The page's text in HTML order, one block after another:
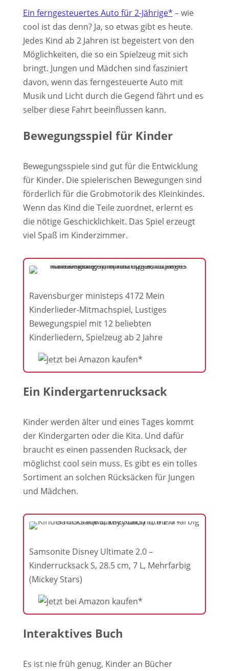
Ein ferngesteuertes Auto für 2-Jährige* – wie
cool ist das denn? Ja, so etwas gibt es heute.
Jedes Kind ab 2 Jahren ist begeistert von den
Möglichkeiten, die so ein Spielzeug mit sich
bringt. Jungen und Mädchen sind fasziniert
davon, wenn das ferngesteuerte Auto mit
Musik und Licht durch die Gegend fährt und es
selber diese Fahrt beeinflussen kann.
Bewegungsspiel für Kinder
Bewegungsspiele sind gut für die Entwicklung
für Kinder. Die spielerischen Bewegungen sind
förderlich für die Grobmotorik des Kleinkindes.
Wenn das Kind die Teile zuordnet, erlernt es
die nötige Geschicklichkeit. Das Spiel erzeugt
viel Spaß im Kinderzimmer.
Ravensburger ministeps 4172 Mein
Kinderlieder-Mitmachspiel, Lustiges
Bewegungspiel mit 12 beliebten
Kinderliedern, Spielzeug ab 2 Jahre
Ein Kindergartenrucksack
Kinder werden älter und eines Tages kommt
der Kindergarten oder die Kita. Und dafür
braucht es einen passenden Rucksack, der
möglichst cool sein muss. Es gibt es ein tolles
Sortiment an solchen Rücksäcken für Jungen
und Mädchen.
Samsonite Disney Ultimate 2.0 –
Kinderrucksack S, 28.5 cm, 7 L, Mehrfarbig
(Mickey Stars)
Interaktives Buch
Es ist nie früh genug, Kinder an Bücher